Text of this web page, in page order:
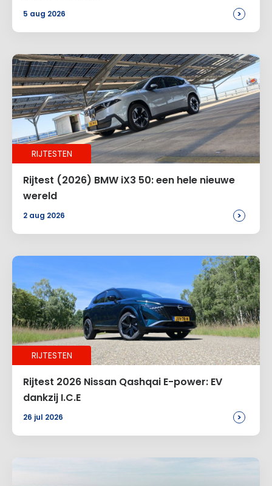
Site
Voeg een reactie toe
Alternative:
5 aug 2026 >
RIJTESTEN
Rijtest (2026) BMW iX3 50: een hele nieuwe
wereld
2 aug 2026 >
RIJTESTEN
Rijtest 2026 Nissan Qashqai E-power: EV
dankzij I.C.E
26 jul 2026 >